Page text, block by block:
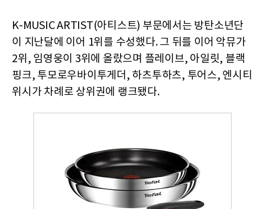
K-MUSIC ARTIST(아티스트) 부문에서는 방탄소년단
이 지난달에 이어 1위를 수성했다. 그 뒤를 이어 악뮤가
2위, 임영웅이 3위에 올랐으며 플레이브, 아일릿, 블랙
핑크, 투모로우바이투게더, 하츠투하츠, 투어스, 엔시티
위시가 차례로 상위권에 랭크됐다.